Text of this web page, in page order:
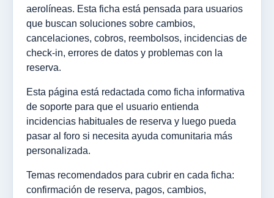
aerolíneas. Esta ficha está pensada para usuarios
que buscan soluciones sobre cambios,
cancelaciones, cobros, reembolsos, incidencias de
check-in, errores de datos y problemas con la
reserva.
Esta página está redactada como ficha informativa
de soporte para que el usuario entienda
incidencias habituales de reserva y luego pueda
pasar al foro si necesita ayuda comunitaria más
personalizada.
Temas recomendados para cubrir en cada ficha:
confirmación de reserva, pagos, cambios,